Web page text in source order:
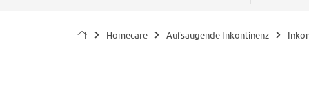
Homecare Aufsaugende Inkontinenz